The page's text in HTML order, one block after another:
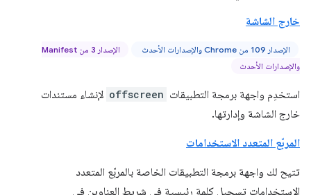
خارج الشاشة
الإصدار 109 من Chrome والإصدارات الأحدث
الإصدار 3 من Manifest
والإصدارات الأحدث
استخدِم واجهة برمجة التطبيقات offscreen لإنشاء مستندات
خارج الشاشة وإدارتها.
المربّع المتعدد الاستخدامات
تتيح لك واجهة برمجة التطبيقات الخاصة بالمربّع المتعدد
الاستخدامات تسجيل كلمة رئيسية في شريط العناوين في